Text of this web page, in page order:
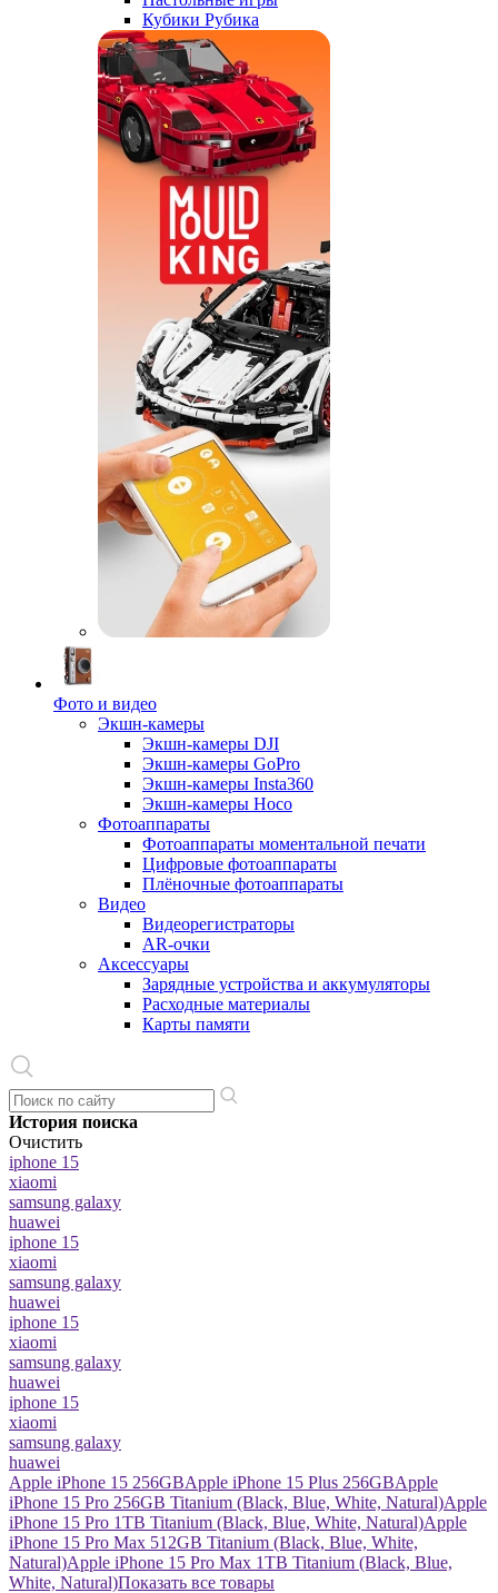
Кубики Рубика
Фото и видео
Экшн-камеры
Экшн-камеры DJI
Экшн-камеры GoPro
Экшн-камеры Insta360
Экшн-камеры Hoco
Фотоаппараты
Фотоаппараты моментальной печати
Цифровые фотоаппараты
Плёночные фотоаппараты
Видео
Видеорегистраторы
AR-очки
Аксессуары
Зарядные устройства и аккумуляторы
Расходные материалы
Карты памяти
История поиска
Очистить
iphone 15
xiaomi
samsung galaxy
huawei
iphone 15
xiaomi
samsung galaxy
huawei
iphone 15
xiaomi
samsung galaxy
huawei
iphone 15
xiaomi
samsung galaxy
huawei
Apple iPhone 15 256GBApple iPhone 15 Plus 256GBApple
iPhone 15 Pro 256GB Titanium (Black, Blue, White, Natural)Apple
iPhone 15 Pro 1TB Titanium (Black, Blue, White, Natural)Apple
iPhone 15 Pro Max 512GB Titanium (Black, Blue, White,
Natural)Apple iPhone 15 Pro Max 1TB Titanium (Black, Blue,
White, Natural)Показать все товары